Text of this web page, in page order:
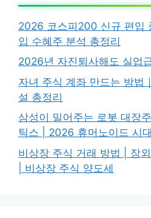
2026 코스피200 신규 편입
입 수혜주 분석 총정리
2026년 자진퇴사해도 실업
자녀 주식 계좌 만드는 방법
설 총정리
삼성이 밀어주는 로봇 대장
틱스 | 2026 휴머노이드 시
비상장 주식 거래 방법 | 장
| 비상장 주식 양도세